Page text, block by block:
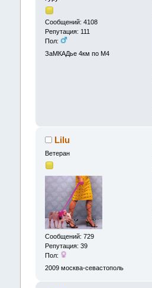
Сообщений: 4108
Репутация: 111
Пол:
ЗаМКАДье 4км по М4
Lilu
Ветеран
Сообщений: 729
Репутация: 39
Пол:
2009 москва-севастополь